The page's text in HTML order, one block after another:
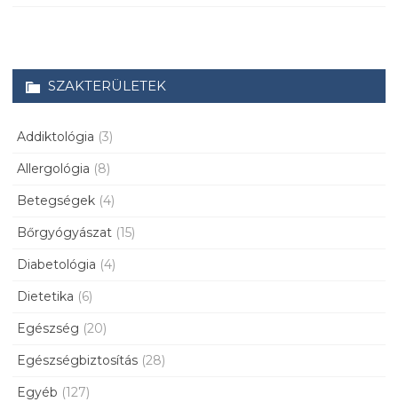
SZAKTERÜLETEK
Addiktológia (3)
Allergológia (8)
Betegségek (4)
Bőrgyógyászat (15)
Diabetológia (4)
Dietetika (6)
Egészség (20)
Egészségbiztosítás (28)
Egyéb (127)